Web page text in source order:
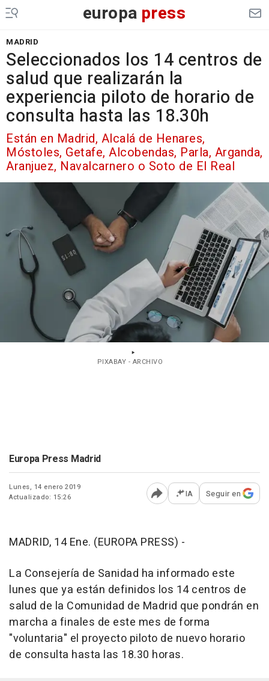
europa press
MADRID
Seleccionados los 14 centros de
salud que realizarán la
experiencia piloto de horario de
consulta hasta las 18.30h
Están en Madrid, Alcalá de Henares,
Móstoles, Getafe, Alcobendas, Parla, Arganda,
Aranjuez, Navalcarnero o Soto de El Real
PIXABAY - ARCHIVO
Europa Press Madrid
Lunes, 14 enero 2019
Actualizado: 15:26
Abrir opciones para
IA Seguir en
MADRID, 14 Ene. (EUROPA PRESS) -
La Consejería de Sanidad ha informado este
lunes que ya están definidos los 14 centros de
salud de la Comunidad de Madrid que pondrán en
marcha a finales de este mes de forma
"voluntaria" el proyecto piloto de nuevo horario
de consulta hasta las 18.30 horas.